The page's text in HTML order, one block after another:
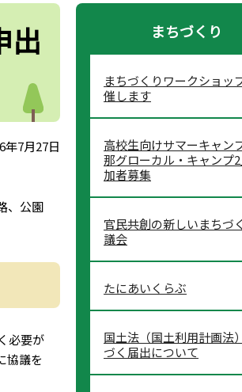
出
年7月27日
、公園
必要が
協議を
まちづくり
まちづくりワークショッ
催します
高校生向けサマーキャン
那グローカル・キャンプ
加者募集
官民共創の新しいまちづ
議会
たにあいくらぶ
国土法（国土利用計画法
づく届出について